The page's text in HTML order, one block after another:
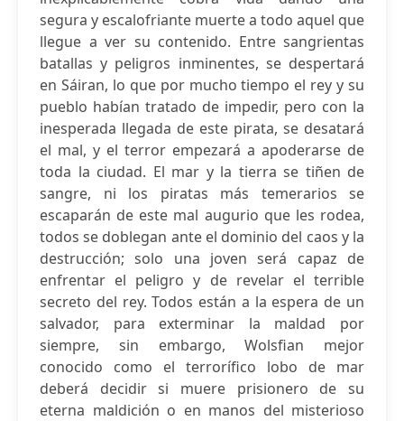
segura y escalofriante muerte a todo aquel que
llegue a ver su contenido. Entre sangrientas
batallas y peligros inminentes, se despertará
en Sáiran, lo que por mucho tiempo el rey y su
pueblo habían tratado de impedir, pero con la
inesperada llegada de este pirata, se desatará
el mal, y el terror empezará a apoderarse de
toda la ciudad. El mar y la tierra se tiñen de
sangre, ni los piratas más temerarios se
escaparán de este mal augurio que les rodea,
todos se doblegan ante el dominio del caos y la
destrucción; solo una joven será capaz de
enfrentar el peligro y de revelar el terrible
secreto del rey. Todos están a la espera de un
salvador, para exterminar la maldad por
siempre, sin embargo, Wolsfian mejor
conocido como el terrorífico lobo de mar
deberá decidir si muere prisionero de su
eterna maldición o en manos del misterioso